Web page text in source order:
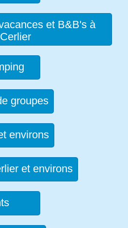
et B&B's à
Cerlier
groupes
environs
et environs